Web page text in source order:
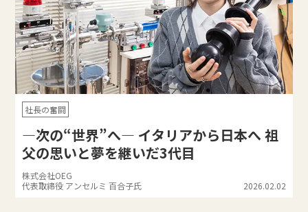
社長の奮闘
―次の“世界”へ― イタリアから日本へ 祖
父の思いと夢を継いだ3代目
株式会社OEG
代表取締役 アンセルミ 百合子氏
2026.02.02